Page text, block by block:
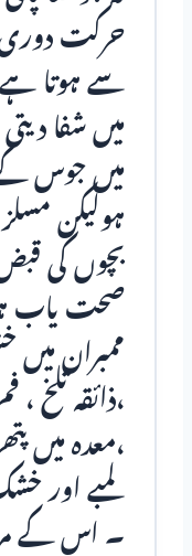
حرکت دوری
سے ہوتا
میں شفا
میں جوس کے
ہولیکن
صحت یاب
ممبران
،ذائقہ تلخ ،
،معدہ میں
لمبے اور
۔ اس کے